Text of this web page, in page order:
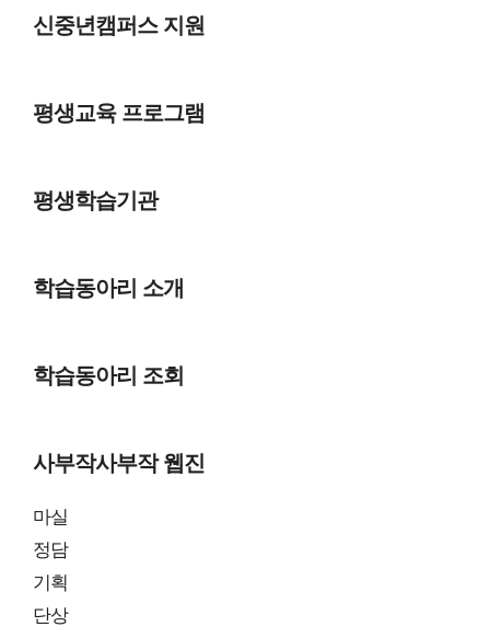
신중년캠퍼스 지원
평생교육 프로그램
평생학습기관
학습동아리 소개
학습동아리 조회
사부작사부작 웹진
마실
정담
기획
단상